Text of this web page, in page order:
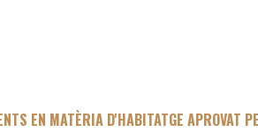
EN MATÈRIA D'HABITATGE APROVAT